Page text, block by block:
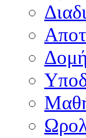
Δομή